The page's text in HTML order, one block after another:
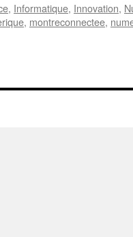
, Informatique, Innovation,
, montreconnectee,